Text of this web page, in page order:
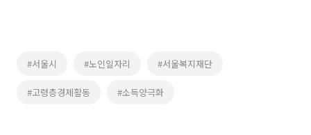
#서울시 #노인일자리 #서울복지재단
#고령층경제활동 #소득양극화